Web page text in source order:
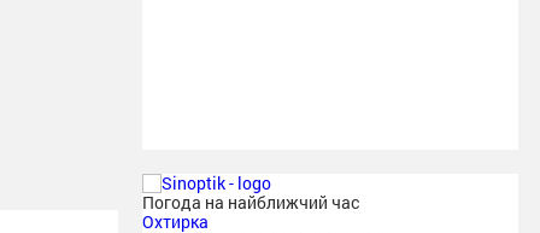
Погода на найближчий час
Охтирка